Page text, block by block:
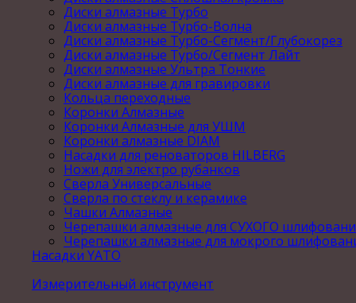
Диски алмазные Турбо
Диски алмазные Турбо-Волна
Диски алмазные Турбо-Сегмент/Глубокорез
Диски алмазные Турбо/Сегмент Лайт
Диски алмазные Ультра Тонкие
Диски алмазные для гравировки
Кольца переходные
Коронки Алмазные
Коронки Алмазные для УШМ
Коронки алмазные DIAM
Насадки для реноваторов HILBERG
Ножи для электро рубанков
Сверла Универсальные
Сверла по стеклу и керамике
Чашки Алмазные
Черепашки алмазные для СУХОГО
Черепашки алмазные для мокрого
Насадки YATO
Измерительный инструмент